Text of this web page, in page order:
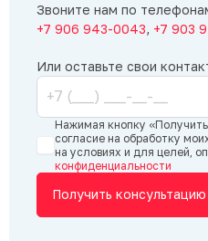
Звоните нам по
+7 906 943-0043, +7 903
Или оставьте свои
Нажимая кнопку
согласие на обработку
на условиях и для целей,
конфиденциальности
Получить консультацию